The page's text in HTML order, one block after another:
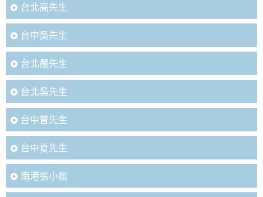
台北高先生
台中吳先生
台北嚴先生
台北吳先生
台中曾先生
台中夏先生
南港張小姐